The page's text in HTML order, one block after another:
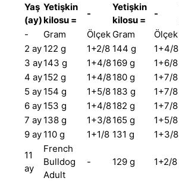
Yaş
(ay)
Yetişkin
kilosu =
-
Yetişkin
kilosu =
-
-
Gram Ölçek Gram Ölçek
2 ay 122 g 1+2/8 144 g 1+4/8
3 ay143 g 1+4/8169 g 1+6/8
4 ay152 g 1+4/8180 g 1+7/8
5 ay 154 g 1+5/8 183 g 1+7/8
6 ay 153 g 1+4/8182 g 1+7/8
7 ay 138 g 1+3/8165 g 1+5/8
9 ay 110 g 1+1/8 131 g 1+3/8
11
ay
French
Bulldog
Adult
- 129 g 1+2/8